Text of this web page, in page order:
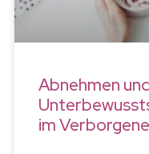
Abnehmen
im